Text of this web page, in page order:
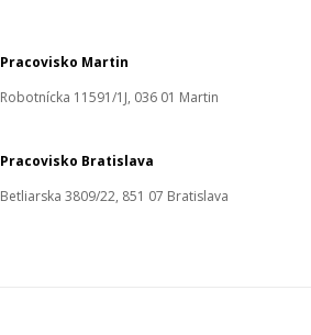
Pracovisko Martin
Robotnícka 11591/1J, 036 01 Martin
Pracovisko Bratislava
Betliarska 3809/22, 851 07 Bratislava